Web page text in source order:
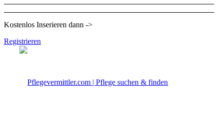
Kostenlos Inserieren dann ->
Registrieren